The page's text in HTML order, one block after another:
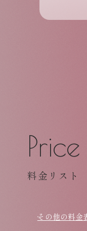
Price
料金リスト
その他の料金